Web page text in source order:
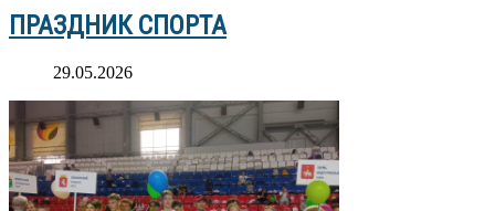
ПРАЗДНИК СПОРТА
29.05.2026